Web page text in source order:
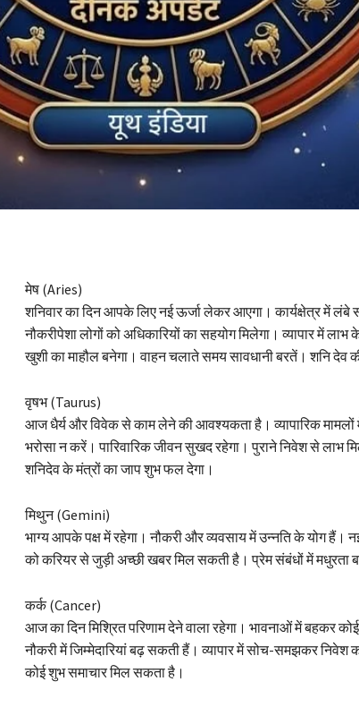
मेष (Aries)
शनिवार का दिन आपके लिए नई ऊर्जा लेकर आएगा। कार्यक्षेत्र में
नौकरीपेशा लोगों को अधिकारियों का सहयोग मिलेगा। व्यापार में
खुशी का माहौल बनेगा। वाहन चलाते समय सावधानी बरतें। शनि देव
वृषभ (Taurus)
आज धैर्य और विवेक से काम लेने की आवश्यकता है। व्यापारिक
भरोसा न करें। पारिवारिक जीवन सुखद रहेगा। पुराने निवेश से लाभ
शनिदेव के मंत्रों का जाप शुभ फल देगा।
मिथुन (Gemini)
भाग्य आपके पक्ष में रहेगा। नौकरी और व्यवसाय में उन्नति के योग
को करियर से जुड़ी अच्छी खबर मिल सकती है। प्रेम संबंधों में मधुरता
कर्क (Cancer)
आज का दिन मिश्रित परिणाम देने वाला रहेगा। भावनाओं में बहकर
नौकरी में जिम्मेदारियां बढ़ सकती हैं। व्यापार में सोच-समझकर
कोई शुभ समाचार मिल सकता है।